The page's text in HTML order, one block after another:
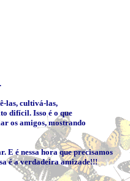
las, cultivá-las,
difícil. Isso é o que
os amigos, mostrando
E é nessa hora que precisamos
é a verdadeira amizade!!!